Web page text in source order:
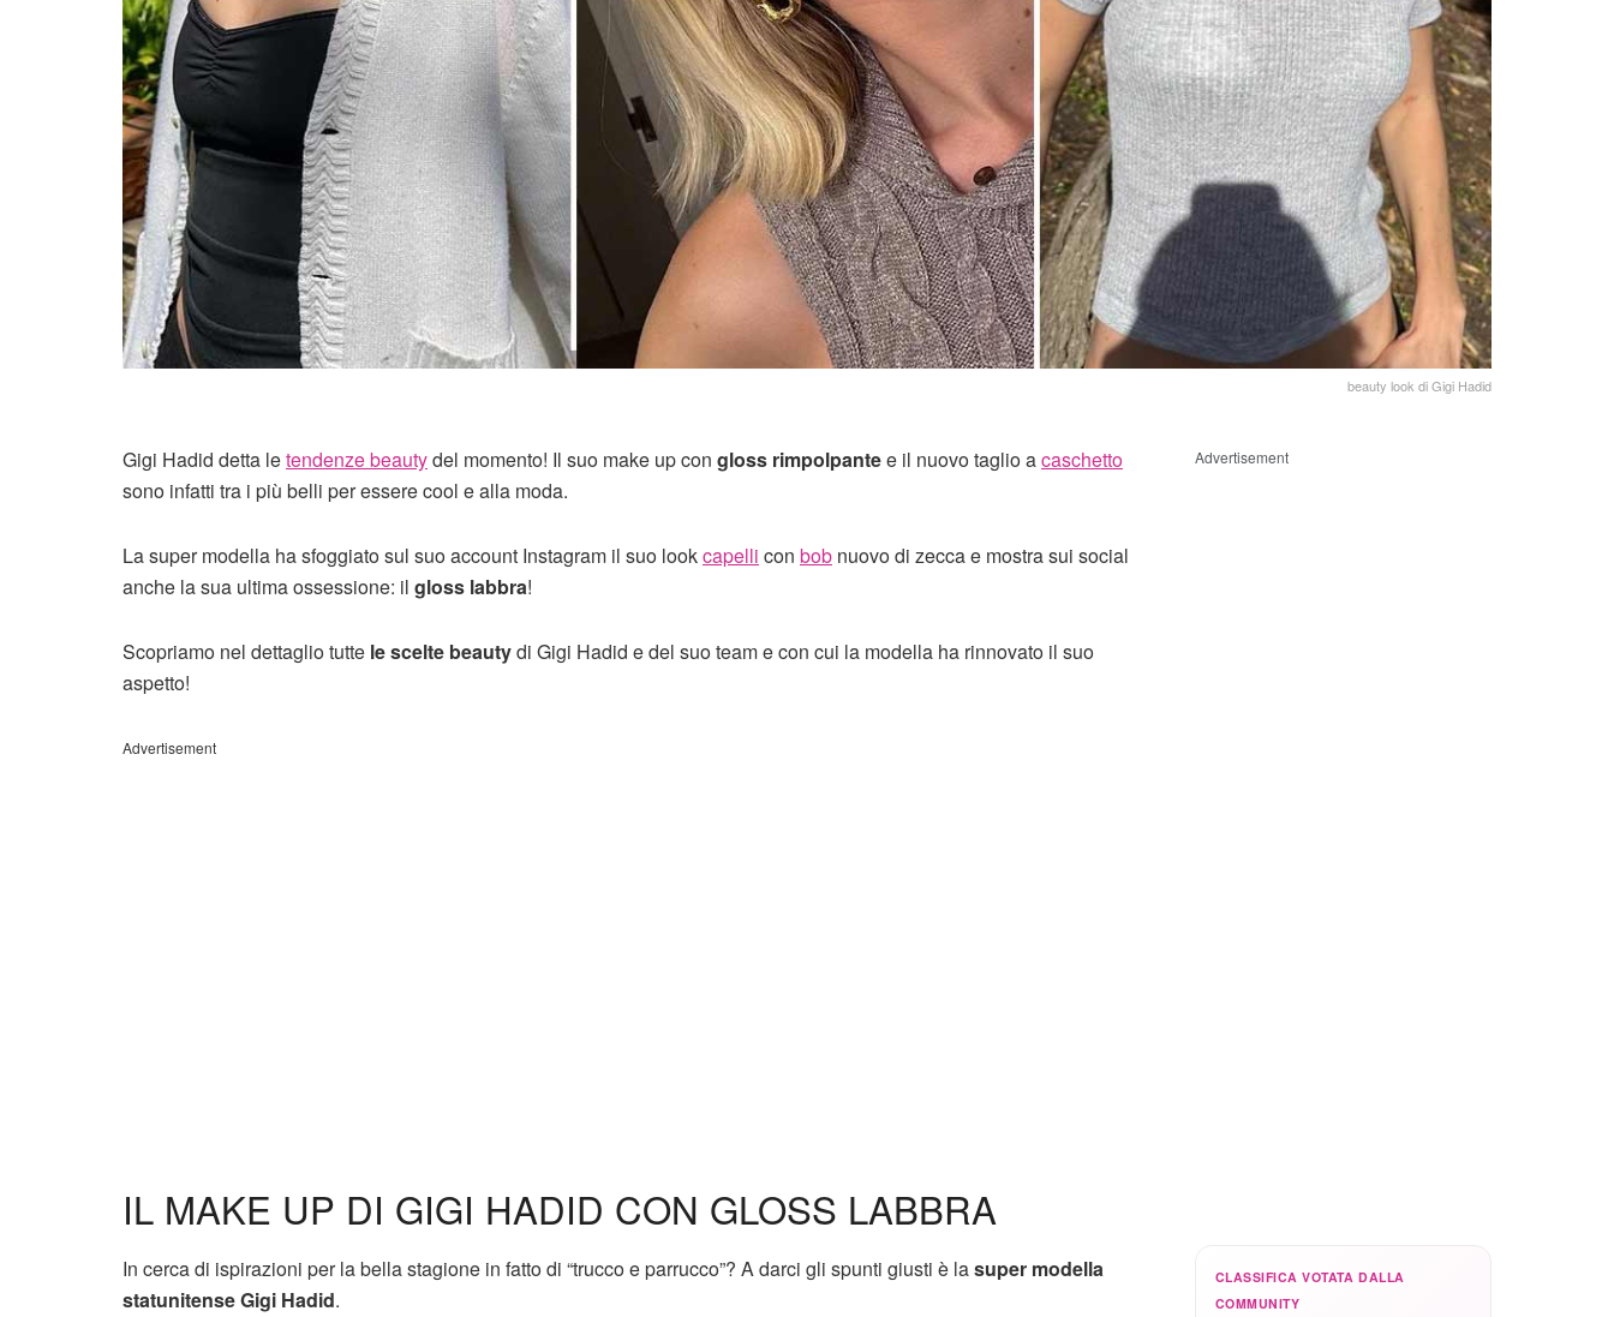
beauty look di Gigi Hadid
Gigi Hadid detta letendenze beautydel momento! Il suo make up con gloss rimpolpantee il nuovo taglio acaschetto
sono infatti tra i più belli per essere cool e alla moda.
La super modella ha sfoggiato sul suo account Instagram il suo lookcapelli con bob nuovo di zecca e mostra sui social
anche la sua ultima ossessione: il gloss labbra!
Scopriamo nel dettaglio tutte le scelte beautydi Gigi Hadid e del suo team e con cui la modella ha rinnovato il suo
aspetto!
Advertisement
IL MAKE UP DI GIGI HADID CON GLOSS LABBRA
In cerca di ispirazioni per la bella stagione in fatto di “trucco e parrucco”? A darci gli spunti giusti è lasuper modella
statunitense Gigi Hadid.
Advertisement
CLASSIFICA VOTATA DALLA
COMMUNITY